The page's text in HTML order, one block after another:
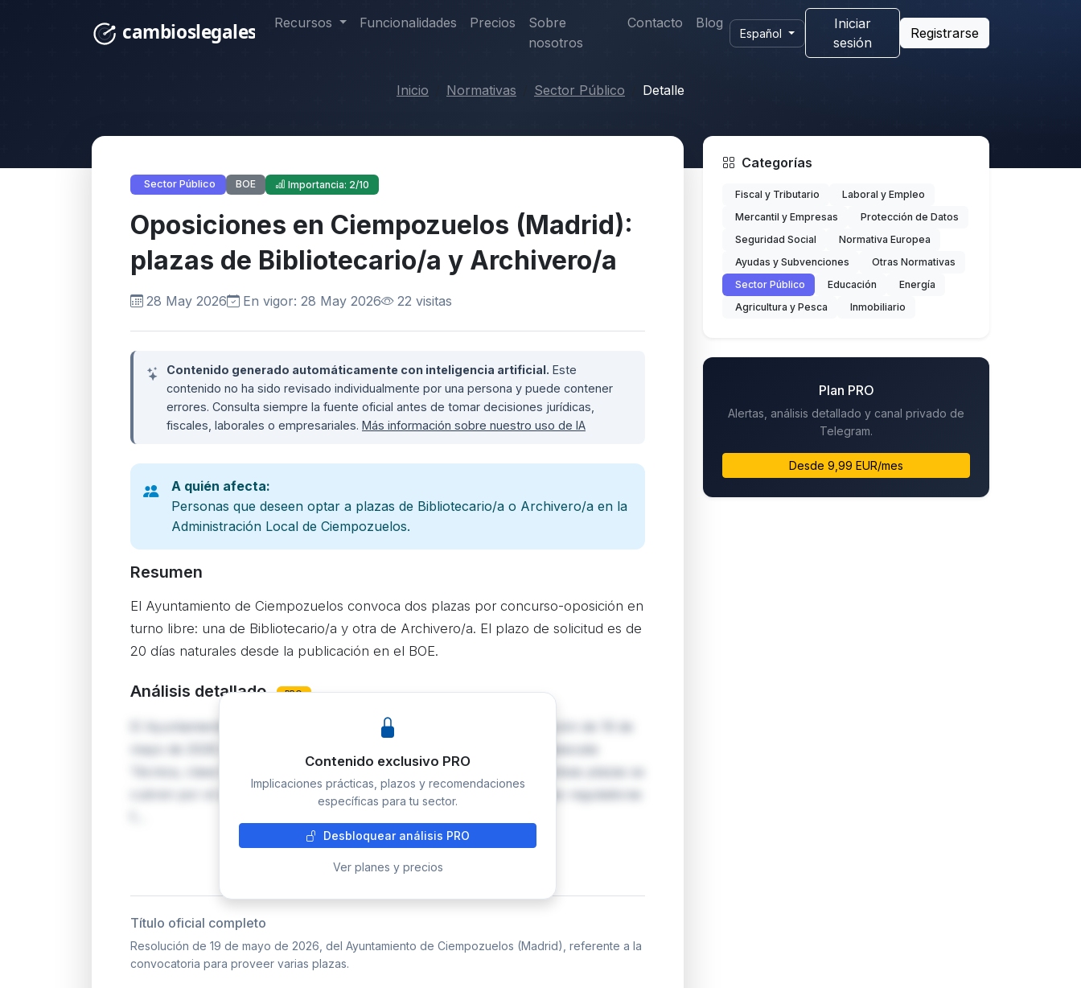
Recursos Funcionalidades Precios
Sobre
nosotros
Contacto Blog
Español
Iniciar
sesión
Registrarse
Inicio Normativas Sector Público Detalle
Sector Público BOE Importancia: 2/10
Oposiciones en Ciempozuelos (Madrid):
plazas de Bibliotecario/a y Archivero/a
28 May 2026 En vigor: 28 May 2026 22 visitas
Contenido generado automáticamente con inteligencia artificial. Este
contenido no ha sido revisado individualmente por una persona y puede contener
errores. Consulta siempre la fuente oficial antes de tomar decisiones jurídicas,
fiscales, laborales o empresariales. Más información sobre nuestro uso de IA
A quién afecta:
Personas que deseen optar a plazas de Bibliotecario/a o Archivero/a en la
Administración Local de Ciempozuelos.
Resumen
El Ayuntamiento de Ciempozuelos convoca dos plazas por concurso-oposición en
turno libre: una de Bibliotecario/a y otra de Archivero/a. El plazo de solicitud es de
20 días naturales desde la publicación en el BOE.
Análisis detallado PRO
El Ayuntamiento de Ciempozuelos (Madrid) convoca mediante resolución de 19 de
mayo de 2026 dos plazas de la escala de Administración Especial, subescala
Técnica, clase Media: una de Bibliotecario/a y otra de Archivero/a. Ambas plazas se
cubren por el sistema de concurso-oposición en turno libre. Las bases reguladoras
Contenido exclusivo PRO
Implicaciones prácticas, plazos y recomendaciones
específicas para tu sector.
Desbloquear análisis PRO
Ver planes y precios
Título oficial completo
Resolución de 19 de mayo de 2026, del Ayuntamiento de Ciempozuelos (Madrid), referente a la
convocatoria para proveer varias plazas.
Categorías
Fiscal y Tributario
Laboral y Empleo
Mercantil y Empresas
Protección de Datos
Seguridad Social
Normativa Europea
Ayudas y Subvenciones
Otras Normativas
Sector Público
Educación
Energía
Agricultura y Pesca
Inmobiliario
Plan PRO
Alertas, análisis detallado y canal privado de
Telegram.
Desde 9,99 EUR/mes